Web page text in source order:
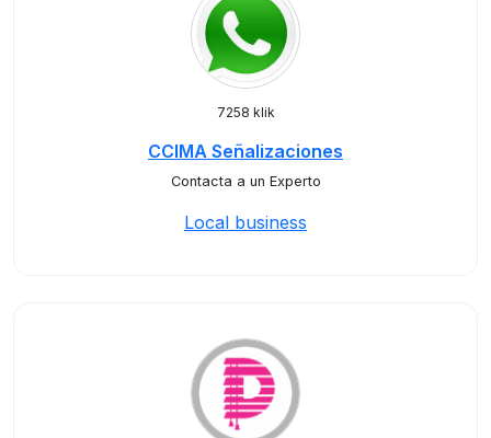
7258 klik
CCIMA Señalizaciones
Contacta a un Experto
Local business